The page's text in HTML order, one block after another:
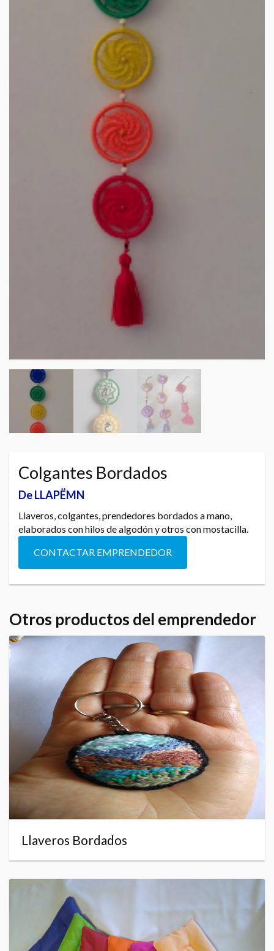
Colgantes Bordados
De LLAPËMN
Llaveros, colgantes, prendedores bordados a mano,
elaborados con hilos de algodón y otros con mostacilla.
CONTACTAR EMPRENDEDOR
Otros productos del emprendedor
Llaveros Bordados